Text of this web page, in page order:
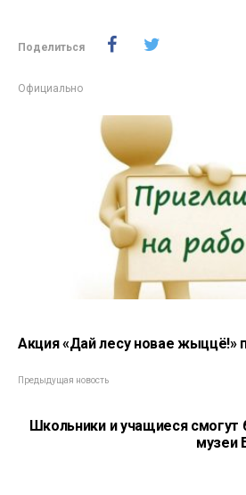
Поделиться
Официально
Акция «Дай лесу новае жыццё!»
Предыдущая новость
Школьники и учащиеся смогут
музеи